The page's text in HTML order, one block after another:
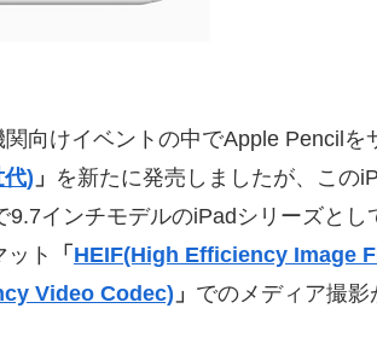
向けイベントの中でApple Pencilを
) 」 を新たに発売しましたが、この
9.7インチモデルのiPadシリーズとし
ト
「 HEIF(High Efficiency Image
Video Codec) 」 でのメディア撮影